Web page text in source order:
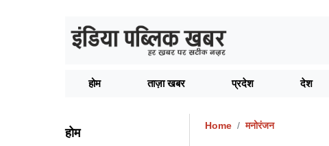
होम ताज़ा खबर प्रदेश देश
होम
Home मनोरंजन